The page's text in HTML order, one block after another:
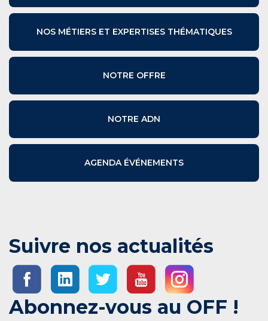
NOS MÉTIERS ET EXPERTISES THÉMATIQUES
NOTRE OFFRE
NOTRE ADN
AGENDA ÉVÉNEMENTS
Suivre nos actualités
Abonnez-vous au OFF !